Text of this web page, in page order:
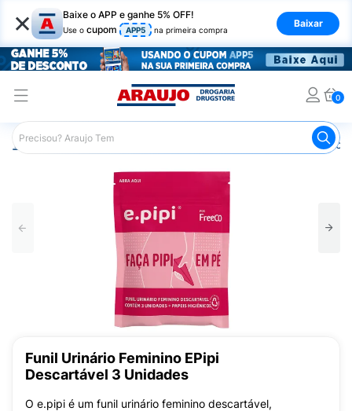
× Baixe o APP e ganhe 5% OFF!
Use o cupom APP5 na primeira compra
Baixar
0
Araujo Higiene Pessoal
Funil Urinário Feminino EPipi
Descartável 3 Unidades
O e.pipi é um funil urinário feminino descartável,